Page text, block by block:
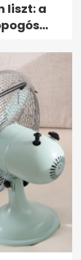
liszt: a